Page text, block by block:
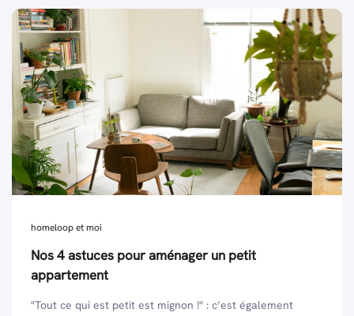
homeloop et moi
Nos 4 astuces pour aménager un petit
appartement
"Tout ce qui est petit est mignon !" : c’est également